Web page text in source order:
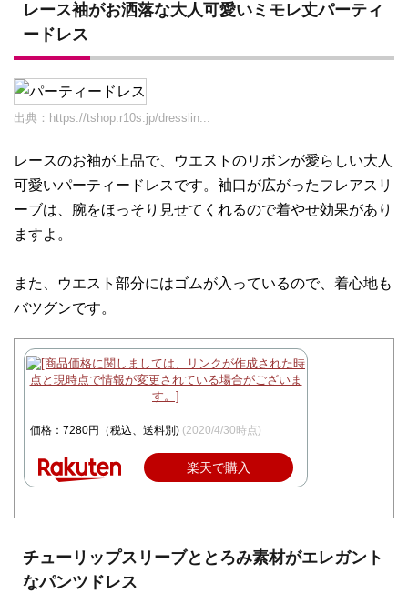
レース袖がお洒落な大人可愛いミモレ丈パーティ
ードレス
出典： https://tshop.r10s.jp/dresslin...
レースのお袖が上品で、ウエストのリボンが愛らしい大人
可愛いパーティードレスです。袖口が広がったフレアスリ
ーブは、腕をほっそり見せてくれるので着やせ効果があり
ますよ。
また、ウエスト部分にはゴムが入っているので、着心地も
バツグンです。
価格：7280円（税込、送料別) (2020/4/30時点)
楽天で購入
チューリップスリーブととろみ素材がエレガント
なパンツドレス